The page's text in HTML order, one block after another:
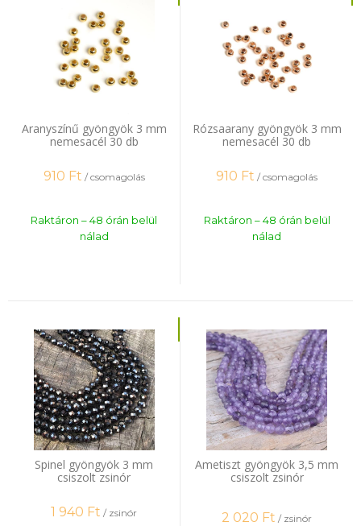
Aranyszínű gyöngyök 3 mm
nemesacél 30 db
910 Ft / csomagolás
Raktáron – 48 órán belül
nálad
Rózsaarany gyöngyök 3 mm
nemesacél 30 db
910 Ft / csomagolás
Raktáron – 48 órán belül
nálad
Spinel gyöngyök 3 mm
csiszolt zsinór
1 940 Ft / zsinór
Ametiszt gyöngyök 3,5 mm
csiszolt zsinór
2 020 Ft / zsinór